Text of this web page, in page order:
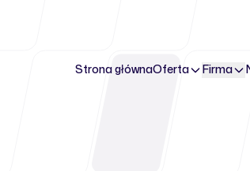
Strona głównaOferta Firma